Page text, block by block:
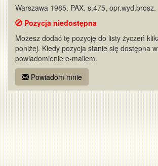
Warszawa 1985. PAX. s.475, opr.wyd.brosz.
Pozycja niedostępna
Możesz dodać tę pozycję do listy życzeń
poniżej. Kiedy pozycja stanie się dostępna
powiadomienie e-mailem.
Powiadom mnie